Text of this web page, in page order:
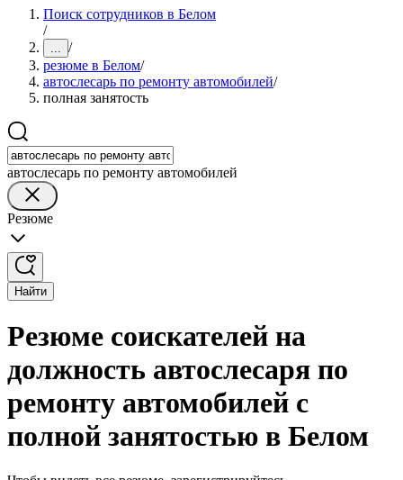
Поиск сотрудников в Белом
/
... /
резюме в Белом/
автослесарь по ремонту автомобилей/
полная занятость
автослесарь по ремонту автомобилей
Резюме
Найти
Резюме соискателей на
должность автослесаря по
ремонту автомобилей с
полной занятостью в Белом